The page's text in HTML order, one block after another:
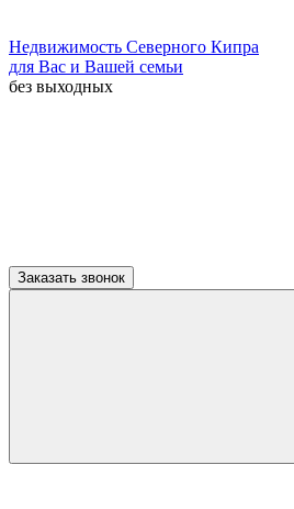
Недвижимость Северного Кипра
для Вас и Вашей семьи
без выходных
Заказать звонок